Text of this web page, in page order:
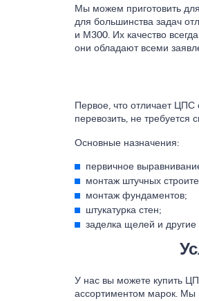
Мы можем приготовить
для большинства задач
и М300. Их качество
они обладают всеми
Первое, что отличает ЦПС
перевозить, не требуется
Основные назначения:
первичное
монтаж штучных
монтаж фундаментов;
штукатурка стен;
заделка щелей и
У нас вы можете купить
ассортиментом марок. Мы